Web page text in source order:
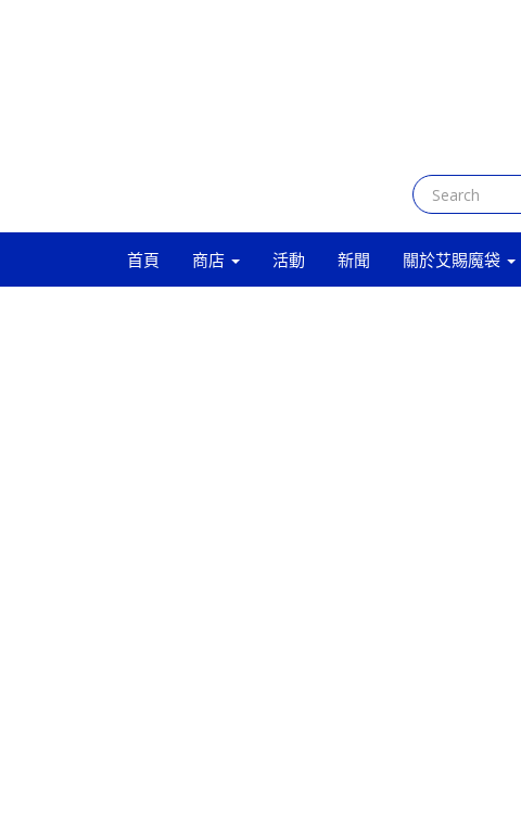
首頁 商店 活動 新聞 關於艾賜魔袋